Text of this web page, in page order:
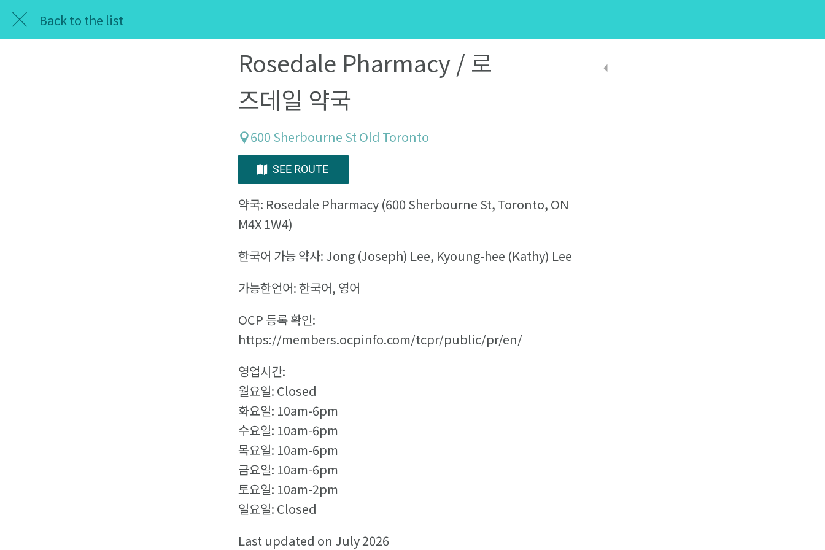
Back to the list
Rosedale Pharmacy / 로
즈데일 약국
600 Sherbourne St Old Toronto
SEE ROUTE
약국: Rosedale Pharmacy (600 Sherbourne St, Toronto, ON
M4X 1W4)
한국어 가능 약사: Jong (Joseph) Lee, Kyoung-hee (Kathy) Lee
가능한언어: 한국어, 영어
OCP 등록 확인:
https://members.ocpinfo.com/tcpr/public/pr/en/
영업시간:
월요일: Closed
화요일: 10am-6pm
수요일: 10am-6pm
목요일: 10am-6pm
금요일: 10am-6pm
토요일: 10am-2pm
일요일: Closed
Last updated on July 2026